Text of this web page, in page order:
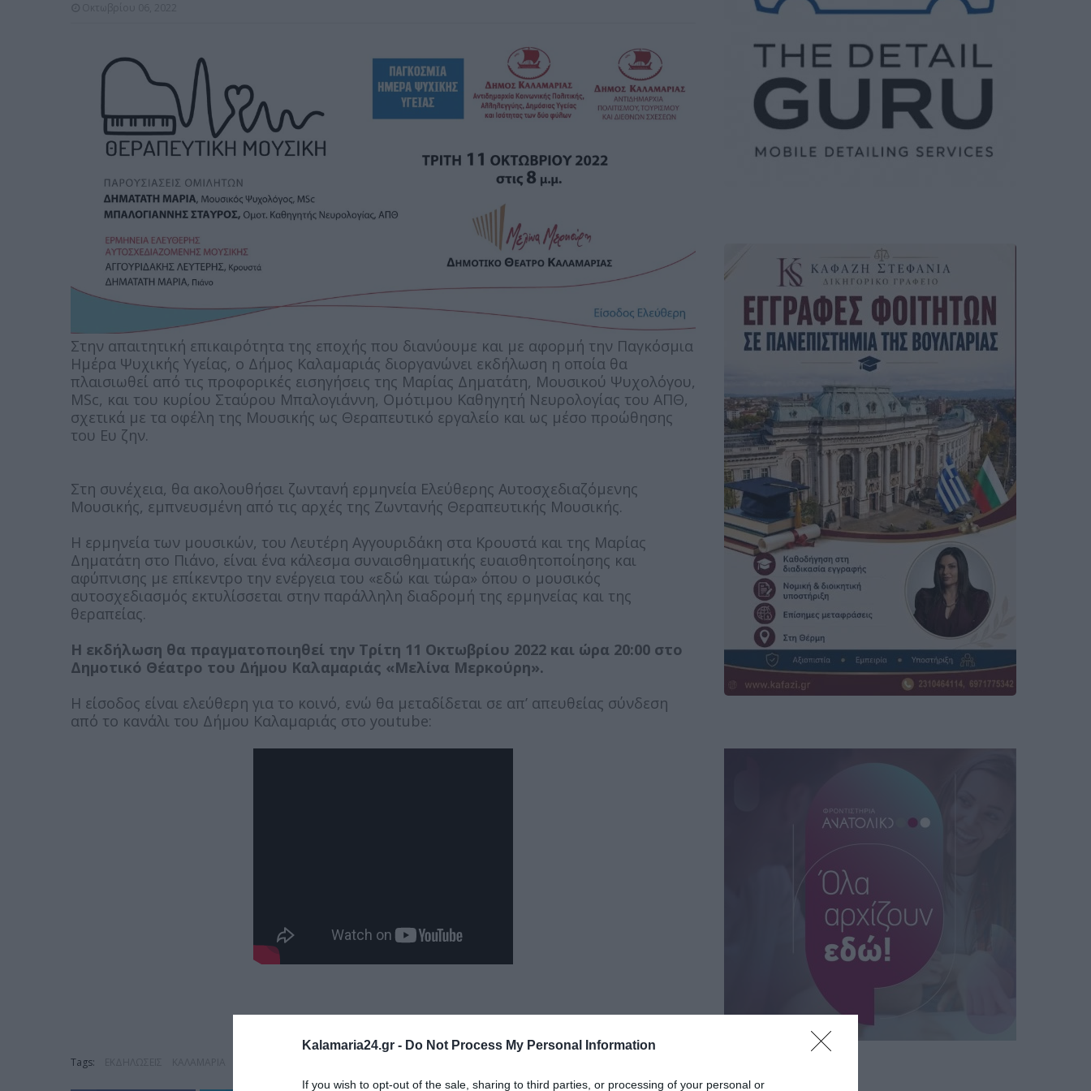
Kalamaria24.gr - Do Not Process My Personal Information
If you wish to opt-out of the sale, sharing to third parties, or processing of your personal or
Στην απαιτητική επικαιρότητα της εποχής που διανύουμε και με αφορμή την Παγκόσμια
Ημέρα Ψυχικής Υγείας, ο Δήμος Καλαμαριάς διοργανώνει εκδήλωση η οποία θα
πλαισιωθεί από τις προφορικές εισηγήσεις της Μαρίας Δηματάτη, Μουσικού Ψυχολόγου,
MSc, και του κυρίου Σταύρου Μπαλογιάννη, Ομότιμου Καθηγητή Νευρολογίας του ΑΠΘ,
σχετικά με τα οφέλη της Μουσικής ως Θεραπευτικό εργαλείο και ως μέσο προώθησης
του Ευ ζην.
Στη συνέχεια, θα ακολουθήσει ζωντανή ερμηνεία Ελεύθερης Αυτοσχεδιαζόμενης
Μουσικής, εμπνευσμένη από τις αρχές της Ζωντανής Θεραπευτικής Μουσικής.
Η ερμηνεία των μουσικών, του Λευτέρη Αγγουριδάκη στα Κρουστά και της Μαρίας
Δηματάτη στο Πιάνο, είναι ένα κάλεσμα συναισθηματικής ευαισθητοποίησης και
αφύπνισης με επίκεντρο την ενέργεια του «εδώ και τώρα» όπου ο μουσικός
αυτοσχεδιασμός εκτυλίσσεται στην παράλληλη διαδρομή της ερμηνείας και της
θεραπείας.
Η εκδήλωση θα πραγματοποιηθεί την Τρίτη 11 Οκτωβρίου 2022 και ώρα 20:00 στο
Δημοτικό Θέατρο του Δήμου Καλαμαριάς «Μελίνα Μερκούρη».
Η είσοδος είναι ελεύθερη για το κοινό, ενώ θα μεταδίδεται σε απ’ απευθείας σύνδεση
από το κανάλι του Δήμου Καλαμαριάς στο youtube:
Tags: